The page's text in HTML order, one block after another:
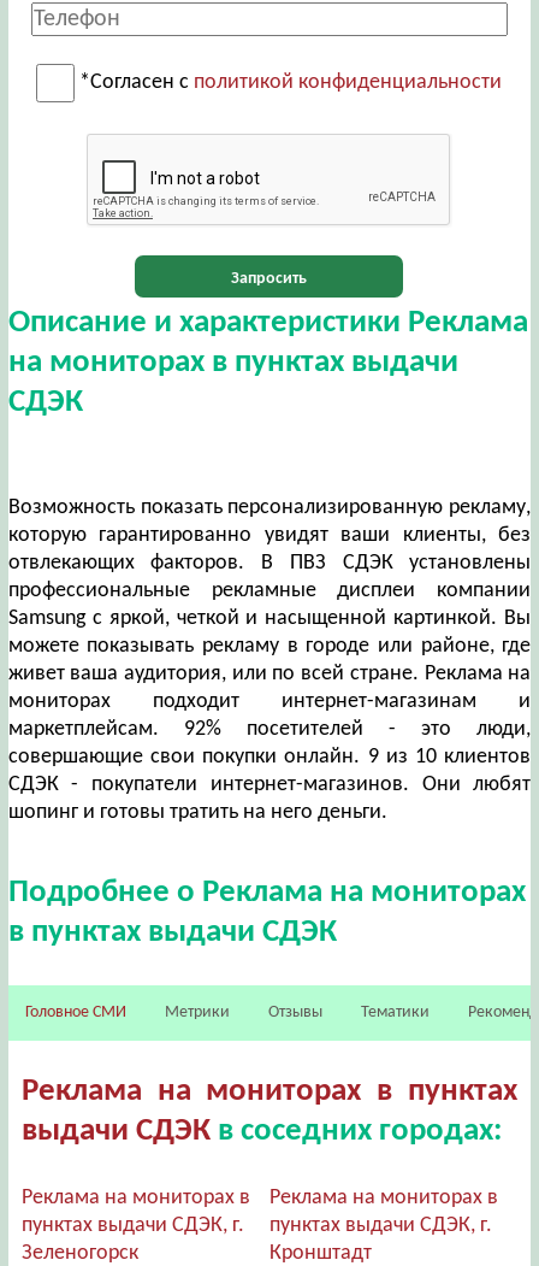
*Согласен с политикой конфиденциальности
Запросить
Описание и характеристики Реклама
на мониторах в пунктах выдачи
СДЭК
Возможность показать персонализированную рекламу,
которую гарантированно увидят ваши клиенты, без
отвлекающих факторов. В ПВЗ СДЭК установлены
профессиональные рекламные дисплеи компании
Samsung с яркой, четкой и насыщенной картинкой. Вы
можете показывать рекламу в городе или районе, где
живет ваша аудитория, или по всей стране. Реклама на
мониторах подходит интернет-магазинам и
маркетплейсам. 92% посетителей - это люди,
совершающие свои покупки онлайн. 9 из 10 клиентов
СДЭК - покупатели интернет-магазинов. Они любят
шопинг и готовы тратить на него деньги.
Подробнее о Реклама на мониторах
в пунктах выдачи СДЭК
Головное СМИ Метрики Отзывы Тематики
Реклама на мониторах в пунктах
выдачи СДЭКв соседних городах:
Реклама на мониторах в
пунктах выдачи СДЭК, г.
Зеленогорск
Реклама на мониторах в
пунктах выдачи СДЭК, г.
Кронштадт